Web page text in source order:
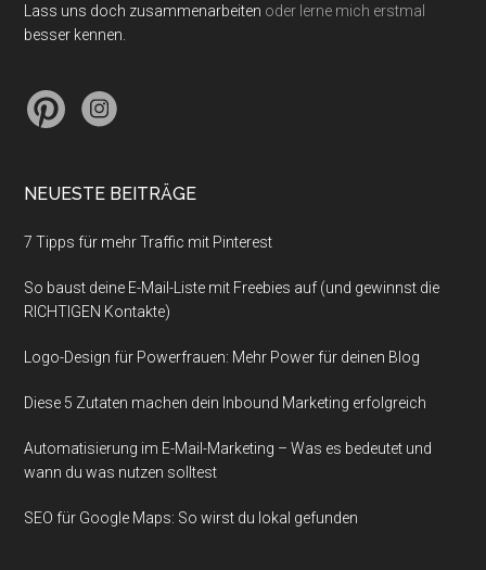
Lass uns doch zusammenarbeiten oder lerne mich erstmal
besser kennen.
NEUESTE BEITRÄGE
7 Tipps für mehr Traffic mit Pinterest
So baust deine E-Mail-Liste mit Freebies auf (und gewinnst die
RICHTIGEN Kontakte)
Logo-Design für Powerfrauen: Mehr Power für deinen Blog
Diese 5 Zutaten machen dein Inbound Marketing erfolgreich
Automatisierung im E-Mail-Marketing – Was es bedeutet und
wann du was nutzen solltest
SEO für Google Maps: So wirst du lokal gefunden